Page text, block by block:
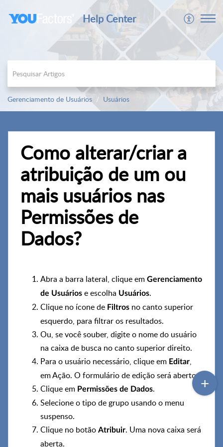
Help Center
Gerenciamento de Usuários Usuários
Como alterar/criar a
atribuição de um ou
mais usuários nas
Permissões de
Dados?
Abra a barra lateral, clique em Gerenciamento
de Usuários e escolha Usuários.
Clique no ícone de Filtros no canto superior
esquerdo, para filtrar os resultados.
Ou, se você souber, digite o nome do usuário
na caixa de busca no canto superior direito.
Para o usuário necessário, clique em Editar,
em Ação. O formulário de edição será aberto.
Clique em Permissões de Dados.
Selecione o tipo de grupo usando o menu
suspenso.
Clique no botão Atribuir. Uma nova caixa será
aberta.